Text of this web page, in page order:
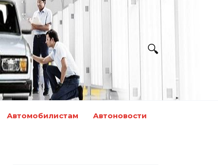
Автомобилистам Автоновости